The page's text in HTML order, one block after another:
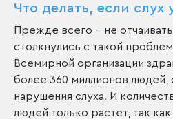
Что делать, если слух
Прежде всего - не
столкнулись с такой
Всемирной организации
более 360 миллионов людей,
нарушения слуха. И
людей только растет, так как